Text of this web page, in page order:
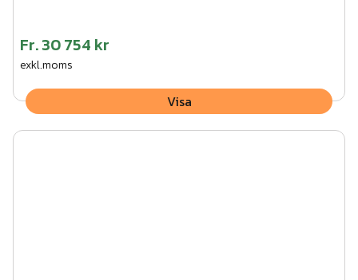
Fr.30 754 kr
exkl.moms
Visa